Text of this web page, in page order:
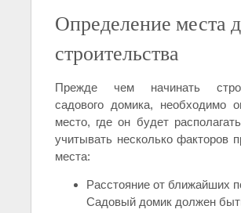
Определение места
строительства
Прежде чем начинать
садового домика, необходимо
место, где он будет
учитывать несколько факторов
места:
Расстояние от ближайших
Садовый домик должен